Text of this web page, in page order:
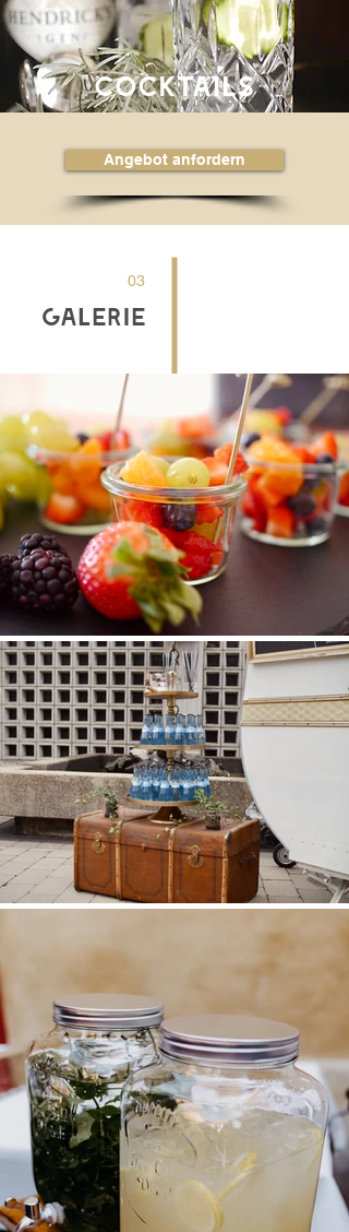
Cocktails
Angebot anfordern
03
Galerie